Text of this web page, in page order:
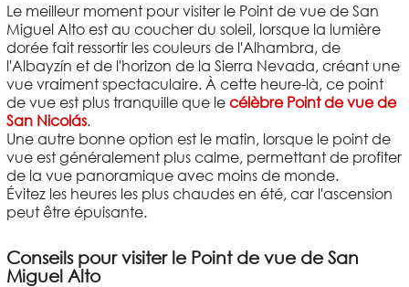
Le meilleur moment pour visiter le Point de vue de San
Miguel Alto est au coucher du soleil, lorsque la lumière
dorée fait ressortir les couleurs de l'Alhambra, de
l'Albayzín et de l'horizon de la Sierra Nevada, créant une
vue vraiment spectaculaire. À cette heure-là, ce point
de vue est plus tranquille que le célèbre Point de vue de
San Nicolás.
Une autre bonne option est le matin, lorsque le point de
vue est généralement plus calme, permettant de profiter
de la vue panoramique avec moins de monde.
Évitez les heures les plus chaudes en été, car l'ascension
peut être épuisante.
Conseils pour visiter le Point de vue de San
Miguel Alto